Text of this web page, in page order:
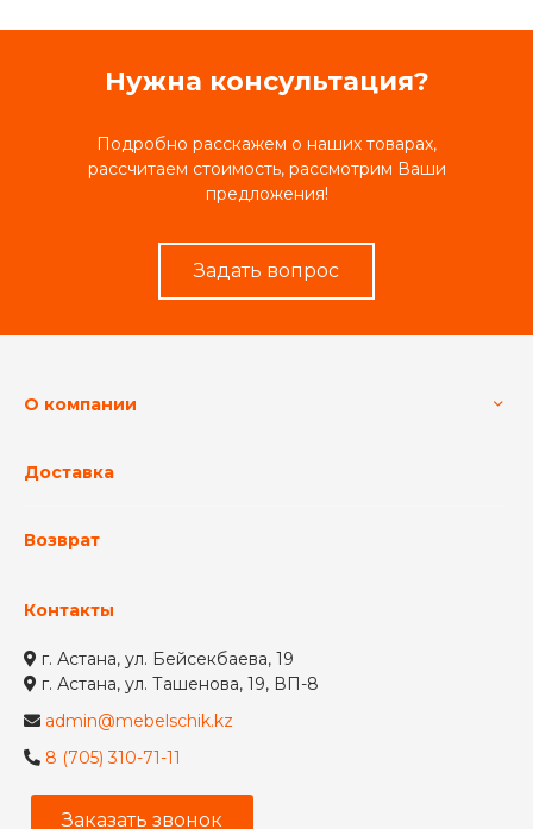
Нужна консультация?
Подробно расскажем о наших товарах,
рассчитаем стоимость, рассмотрим Ваши
предложения!
Задать вопрос
О компании
Доставка
Возврат
Контакты
г. Астана, ул. Бейсекбаева, 19
г. Астана, ул. Ташенова, 19, ВП-8
admin@mebelschik.kz
8 (705) 310-71-11
Заказать звонок